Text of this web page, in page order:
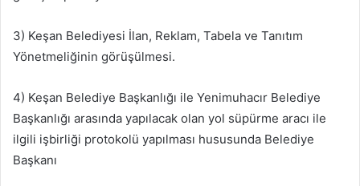
3) Keşan Belediyesi İlan, Reklam, Tabela ve Tanıtım
Yönetmeliğinin görüşülmesi.
4) Keşan Belediye Başkanlığı ile Yenimuhacır Belediye
Başkanlığı arasında yapılacak olan yol süpürme aracı ile
ilgili işbirliği protokolü yapılması hususunda Belediye
Başkanı